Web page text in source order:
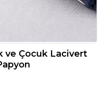
ve Çocuk Lacivert